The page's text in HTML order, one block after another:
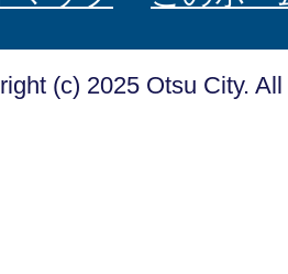
(c) 2025 Otsu City.